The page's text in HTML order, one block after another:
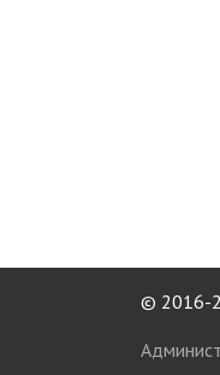
© 2016-